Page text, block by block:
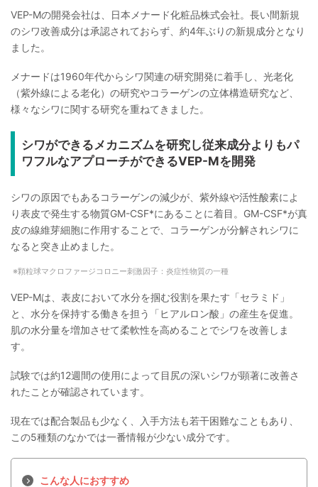
VEP-Mの開発会社は、日本メナード化粧品株式会社。長い間新規
のシワ改善成分は承認されておらず、約4年ぶりの新規成分となり
ました。
メナードは1960年代からシワ関連の研究開発に着手し、光老化
（紫外線による老化）の研究やコラーゲンの立体構造研究など、
様々なシワに関する研究を重ねてきました。
シワができるメカニズムを研究し従来成分よりもパ
ワフルなアプローチができるVEP-Mを開発
シワの原因でもあるコラーゲンの減少が、紫外線や活性酸素によ
り表皮で発生する物質GM-CSF*にあることに着目。GM-CSF*が真
皮の線維芽細胞に作用することで、コラーゲンが分解されシワに
なると突き止めました。
顆粒球マクロファージコロニー刺激因子：炎症性物質の一種
VEP-Mは、表皮において水分を掴む役割を果たす「セラミド」
と、水分を保持する働きを担う「ヒアルロン酸」の産生を促進。
肌の水分量を増加させて柔軟性を高めることでシワを改善しま
す。
試験では約12週間の使用によって目尻の深いシワが顕著に改善さ
れたことが確認されています。
現在では配合製品も少なく、入手方法も若干困難なこともあり、
この5種類のなかでは一番情報が少ない成分です。
こんな人におすすめ